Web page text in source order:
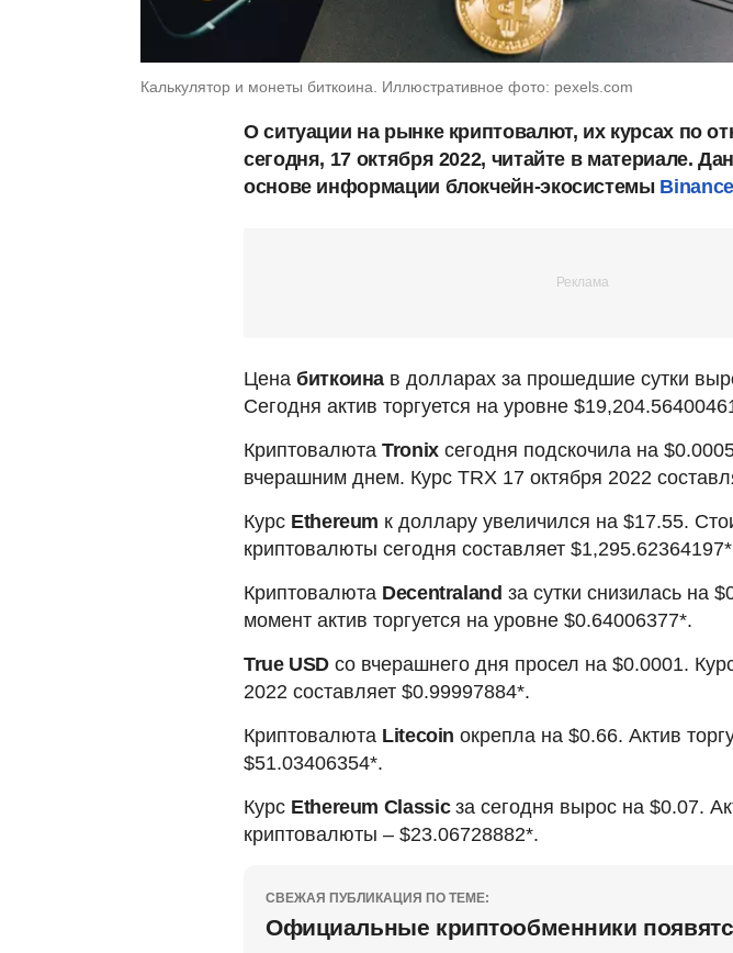
Калькулятор и монеты биткоина. Иллюстративное фото: pexels.com
О ситуации на рынке криптовалют, их курсах по
сегодня, 17 октября 2022, читайте в материале.
основе информации блокчейн-экосистемы Binance
Цена биткоина в долларах за прошедшие сутки
Сегодня актив торгуется на уровне
Криптовалюта Tronixсегодня подскочила на
вчерашним днем. Курс TRX 17 октября 2022
Курс Ethereum к доллару увеличился на $17.55.
криптовалюты сегодня составляет
Криптовалюта Decentraland за сутки снизилась на
момент актив торгуется на уровне $0.64006377*.
True USD со вчерашнего дня просел на $0.0001.
2022 составляет $0.99997884*.
Криптовалюта Litecoin окрепла на $0.66. Актив
$51.03406354*.
Курс Ethereum Classicза сегодня вырос на $0.07.
криптовалюты – $23.06728882*.
СВЕЖАЯ ПУБЛИКАЦИЯ ПО ТЕМЕ:
Официальные криптообменники